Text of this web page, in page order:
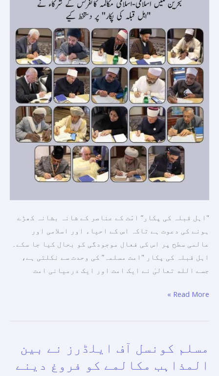
"اہل قبلہ کی پکار” امّت کے عناصر کے شانہ بشانہ کھڑے
ہونے کی دعوت ہے تاکہ اس کے احیاء اور اسلامی اور
عالمی سطح پر اس کی فعال موجودگی کو بحال کیا جا سکے۔
اہل قبلہ کی پکار "امت مسلمہ” کی وحدت سے نکلتی ہے،
جسے الله تعالیٰ نے ایک امت اور ایک درمیانی امت
Read More »
مسلم کونسل آف ایلڈرز نے بین
المذاہب مکالمے کو فروغ دینےآف